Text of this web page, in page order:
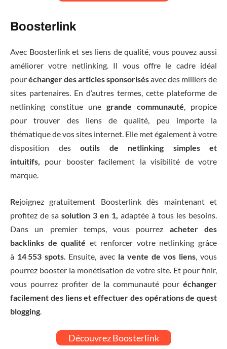
Boosterlink
Avec Boosterlink et ses liens de qualité, vous pouvez aussi
améliorer votre netlinking. Il vous offre le cadre idéal
pouréchanger des articles sponsorisésavec des milliers de
sites partenaires. En d’autres termes, cette plateforme de
netlinking constitue une grande communauté, propice
pour trouver des liens de qualité, peu importe la
thématique de vos sites internet. Elle met également à votre
disposition desoutils de netlinking simples et
intuitifs, pour booster facilement la visibilité de votre
marque.
Rejoignez gratuitement Boosterlink dès maintenant et
profitez de sa solution 3 en 1, adaptée à tous les besoins.
Dans un premier temps, vous pourrez acheter des
backlinks de qualité et renforcer votre netlinking grâce
à 14 553 spots. Ensuite, avec la vente de vos liens , vous
pourrez booster la monétisation de votre site. Et pour finir,
vous pourrez profiter de la communauté pour échanger
facilement des liens et effectuer des opérations de quest
blogging
Découvrez Boosterlink